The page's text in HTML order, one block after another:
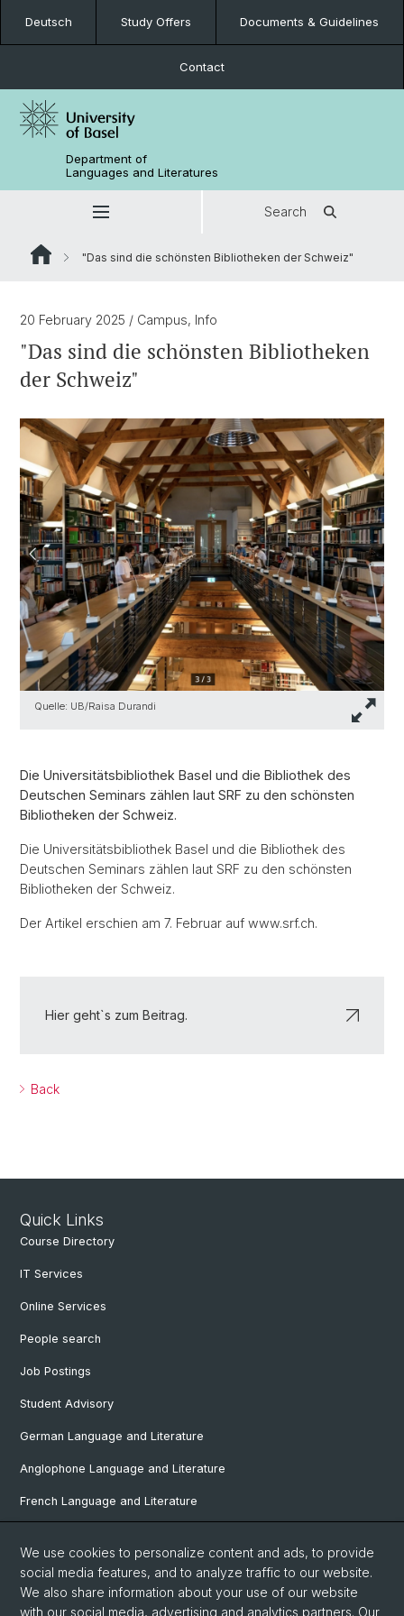
Deutsch Study Offers Documents & Guidelines
Contact
Department of
Languages and Literatures
Search
"Das sind die schönsten Bibliotheken der Schweiz"
20 February 2025 / Campus, Info
"Das sind die schönsten Bibliotheken
der Schweiz"
Quelle: UB/Raisa Durandi
Die Universitätsbibliothek Basel und die Bibliothek des
Deutschen Seminars zählen laut SRF zu den schönsten
Bibliotheken der Schweiz.
Die Universitätsbibliothek Basel und die Bibliothek des
Deutschen Seminars zählen laut SRF zu den schönsten
Bibliotheken der Schweiz.
Der Artikel erschien am 7. Februar auf www.srf.ch.
Hier geht`s zum Beitrag.
Back
Quick Links
Course Directory
IT Services
Online Services
People search
Job Postings
Student Advisory
German Language and Literature
Anglophone Language and Literature
French Language and Literature
Italian Language and Literature
Nordic Studies
We use cookies to personalize content and ads, to provide
social media features, and to analyze traffic to our website.
We also share information about your use of our website
with our social media, advertising and analytics partners. Our